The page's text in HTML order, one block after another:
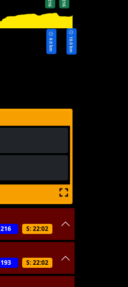
216
9.0 km
216
10.0 km
S: 22:02
216
S: 22:02
193